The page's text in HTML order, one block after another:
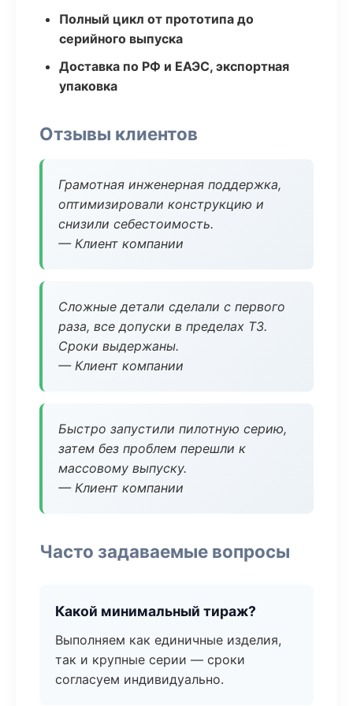
Полный цикл от прототипа до
серийного выпуска
Доставка по РФ и ЕАЭС, экспортная
упаковка
Отзывы клиентов
Грамотная инженерная поддержка,
оптимизировали конструкцию и
снизили себестоимость.
— Клиент компании
Сложные детали сделали с первого
раза, все допуски в пределах ТЗ.
Сроки выдержаны.
— Клиент компании
Быстро запустили пилотную серию,
затем без проблем перешли к
массовому выпуску.
— Клиент компании
Часто задаваемые вопросы
Какой минимальный тираж?
Выполняем как единичные изделия,
так и крупные серии — сроки
согласуем индивидуально.